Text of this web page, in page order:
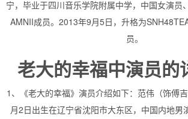
宁，毕业于四川音乐学院附属中学，中国女演员
AMNII成员。2013年9月5日，升格为
员。
老大的幸福中演员的
1、《老大的幸福》演员介绍如下：范伟（饰傅
月2日出生在辽宁省沈阳市大东区，中国内地男